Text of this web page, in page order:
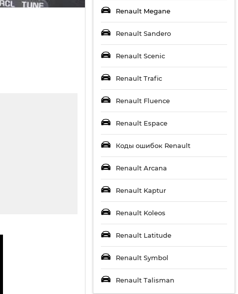
Renault Megane
Renault Sandero
Renault Scenic
Renault Trafic
Renault Fluence
Renault Espace
Коды ошибок Renault
Renault Arcana
Renault Kaptur
Renault Koleos
Renault Latitude
Renault Symbol
Renault Talisman